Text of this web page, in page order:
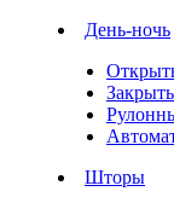
День-ночь
Шторы